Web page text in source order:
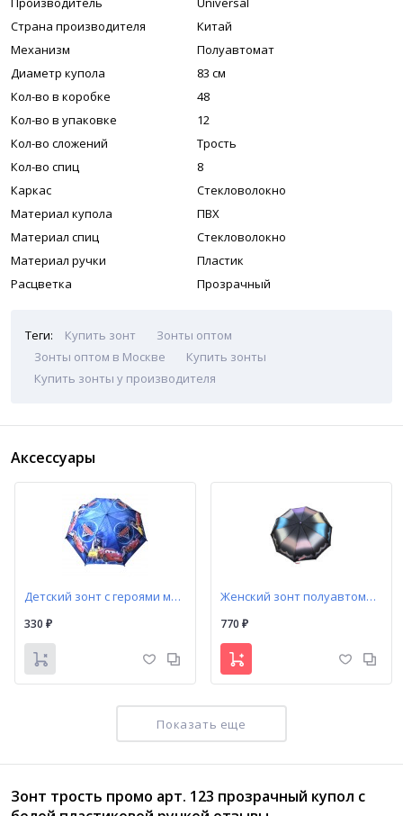
Страна производителя
Китай
Механизм
Полуавтомат
Диаметр купола
83 см
Кол-во в коробке
48
Кол-во в упаковке
12
Кол-во сложений
Трость
Кол-во спиц
8
Каркас
Стекловолокно
Материал купола
ПВХ
Материал спиц
Стекловолокно
Материал ручки
Пластик
Расцветка
Прозрачный
Теги: Купить зонт
Зонты оптом
Зонты оптом в Москве
Купить зонты
Купить зонты у производителя
Аксессуары
Детский зонт с героями мультфильмов
330 ₽
Женский зонт полуавтомат Popular арт. 1275А с узором
770 ₽
Показать еще
Зонт трость промо арт. 123 прозрачный купол с